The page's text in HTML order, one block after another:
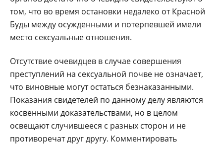
том, что во время остановки недалеко от Красной
Буды между осужденными и потерпевшей имели
место сексуальные отношения.
Отсутствие очевидцев в случае совершения
преступлений на сексуальной почве не означает,
что виновные могут остаться безнаказанными.
Показания свидетелей по данному делу являются
косвенными доказательствами, но в целом
освещают случившееся с разных сторон и не
противоречат друг другу. Комментировать